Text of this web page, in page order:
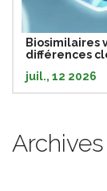
Biosimilaires
différences
juil., 12 2026
Archives